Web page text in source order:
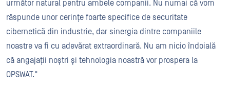
următor natural pentru ambele companii. Nu numai că vom
răspunde unor cerințe foarte specifice de securitate
cibernetică din industrie, dar sinergia dintre companiile
noastre va fi cu adevărat extraordinară. Nu am nicio îndoială
că angajații noștri și tehnologia noastră vor prospera la
OPSWAT."